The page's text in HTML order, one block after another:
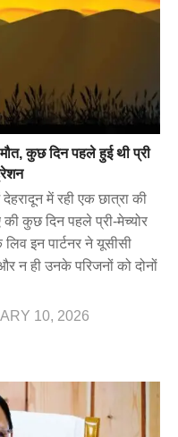
कुछ दिन पहले हुई थी प्री
में रही एक छात्रा की
की कुछ दिन पहले प्री-मेच्योर
इन पार्टनर ने यूसीसी
न ही उनके परिजनों को दोनों
10, 2026